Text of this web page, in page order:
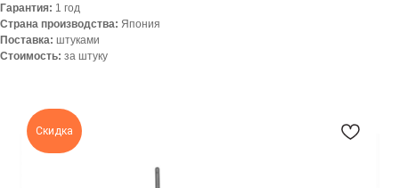
Гарантия: 1 год
Страна производства: Япония
Поставка: штуками
Стоимость: за штуку
Скидка